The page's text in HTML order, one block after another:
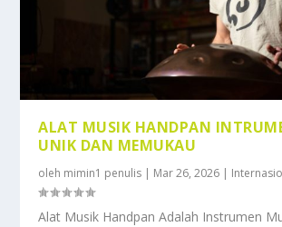
ALAT MUSIK HANDPAN
UNIK DAN MEMUKAU
oleh mimin1 penulis | Mar 26, 2026 |
Alat Musik Handpan Adalah Instrumen